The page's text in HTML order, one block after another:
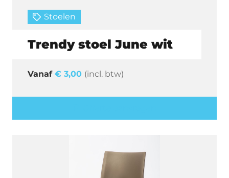
Stoelen
Trendy stoel June wit
€ 3,00 (incl. btw)